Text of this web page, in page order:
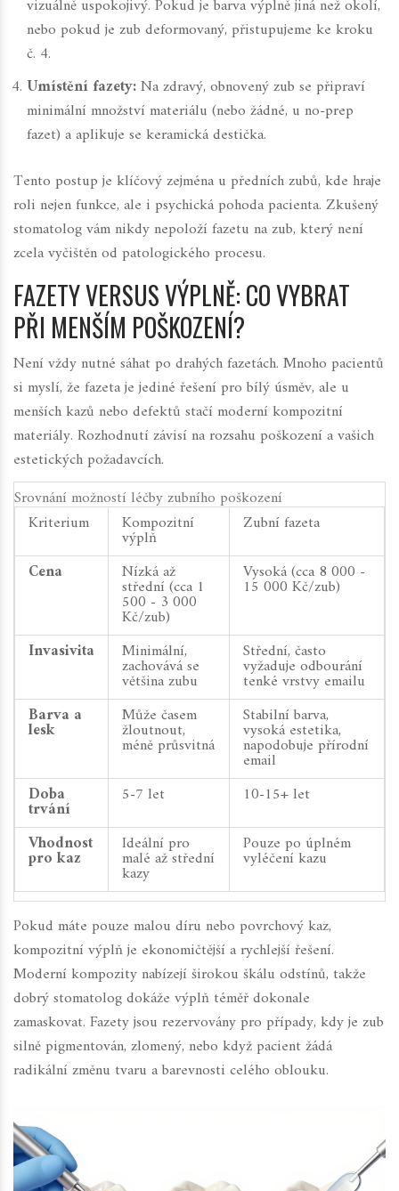
vizuálně uspokojivý. Pokud je barva výplně jiná než okolí,
nebo pokud je zub deformovaný, přistupujeme ke kroku
č. 4.
Umístění fazety:Na zdravý, obnovený zub se připraví
minimální množství materiálu (nebo žádné, u no-prep
fazet) a aplikuje se keramická destička.
Tento postup je klíčový zejména u předních zubů, kde hraje
roli nejen funkce, ale i psychická pohoda pacienta. Zkušený
stomatolog vám nikdy nepoloží fazetu na zub, který není
zcela vyčištěn od patologického procesu.
FAZETY VERSUS VÝPLNĚ: CO VYBRAT
PŘI MENŠÍM POŠKOZENÍ?
Není vždy nutné sáhat po drahých fazetách. Mnoho pacientů
si myslí, že fazeta je jediné řešení pro bílý úsměv, ale u
menších kazů nebo defektů stačí moderní kompozitní
materiály. Rozhodnutí závisí na rozsahu poškození a vašich
estetických požadavcích.
Srovnání možností léčby zubního poškození
Kriterium
Kompozitní
výplň
Zubní fazeta
Cena
Nízká až
střední (cca 1
500 - 3 000
Kč/zub)
Vysoká (cca 8 000 -
15 000 Kč/zub)
Invasivita Minimální,
zachovává se
většina zubu
Střední, často
vyžaduje odbourání
tenké vrstvy emailu
Barva a
lesk
Může časem
žloutnout,
méně průsvitná
Stabilní barva,
vysoká estetika,
napodobuje přírodní
email
Doba
trvání
5-7 let
10-15+ let
Vhodnost
pro kaz
Ideální pro
malé až střední
kazy
Pouze po úplném
vyléčení kazu
Pokud máte pouze malou díru nebo povrchový kaz,
kompozitní výplň je ekonomičtější a rychlejší řešení.
Moderní kompozity nabízejí širokou škálu odstínů, takže
dobrý stomatolog dokáže výplň téměř dokonale
zamaskovat. Fazety jsou rezervovány pro případy, kdy je zub
silně pigmentován, zlomený, nebo když pacient žádá
radikální změnu tvaru a barevnosti celého oblouku.